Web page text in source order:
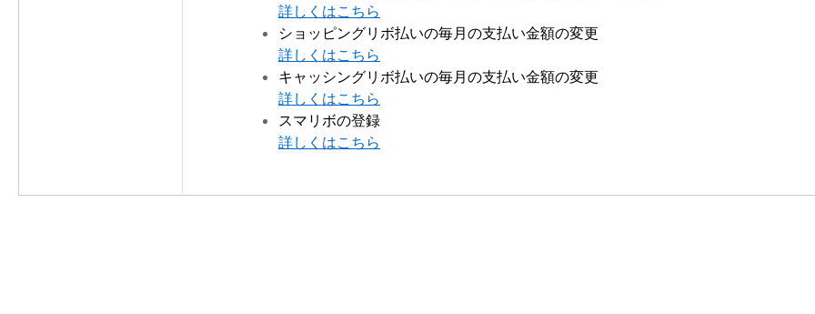
詳しくはこちら
ショッピングリボ払いの毎月の支払い金額の変更
詳しくはこちら
キャッシングリボ払いの毎月の支払い金額の変更
詳しくはこちら
スマリボの登録
詳しくはこちら